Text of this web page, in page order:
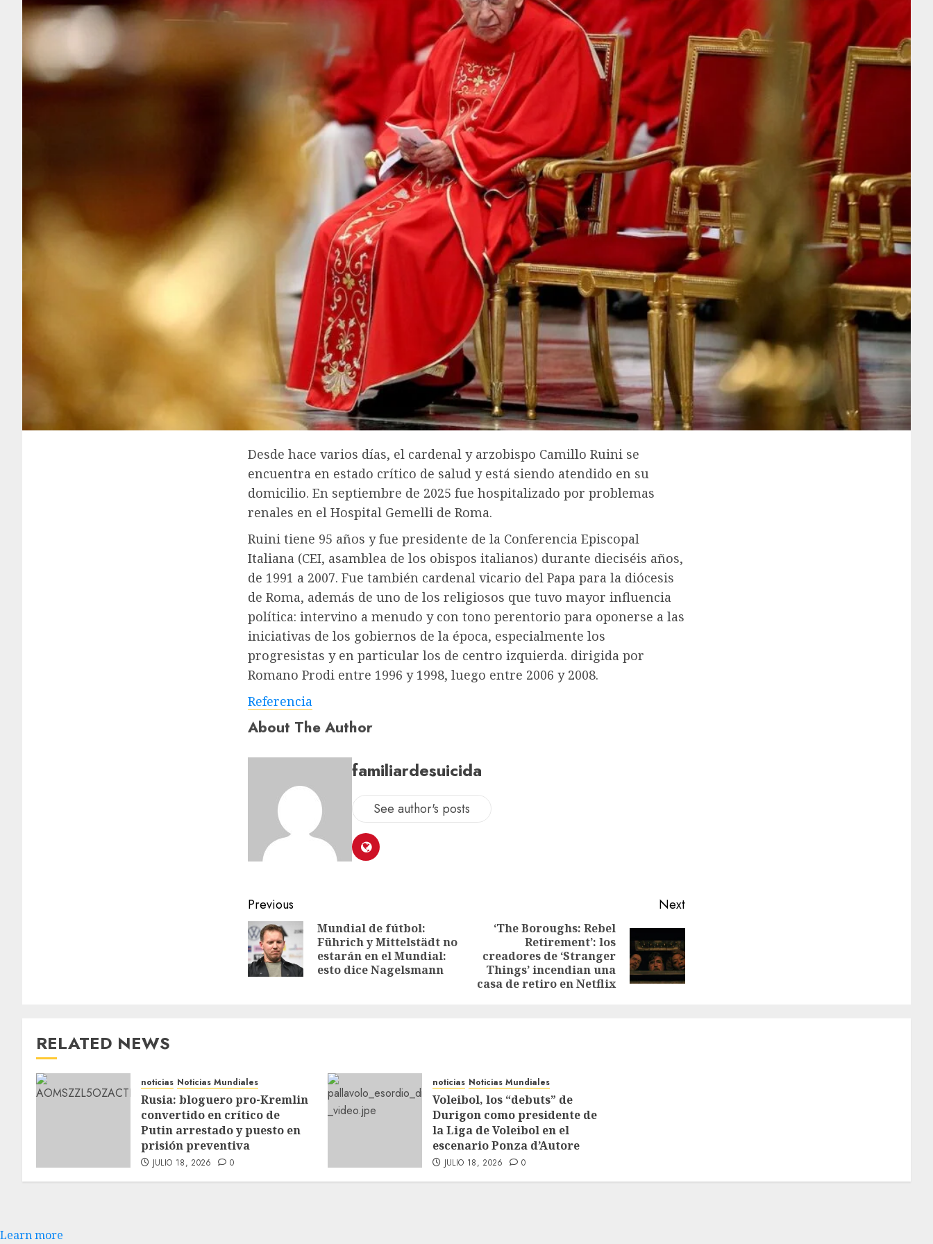
Desde hace varios días, el cardenal y arzobispo Camillo Ruini se
encuentra en estado crítico de salud y está siendo atendido en su
domicilio. En septiembre de 2025 fue hospitalizado por problemas
renales en el Hospital Gemelli de Roma.
Ruini tiene 95 años y fue presidente de la Conferencia Episcopal
Italiana (CEI, asamblea de los obispos italianos) durante dieciséis años,
de 1991 a 2007. Fue también cardenal vicario del Papa para la diócesis
de Roma, además de uno de los religiosos que tuvo mayor influencia
política: intervino a menudo y con tono perentorio para oponerse a las
iniciativas de los gobiernos de la época, especialmente los
progresistas y en particular los de centro izquierda. dirigida por
Romano Prodi entre 1996 y 1998, luego entre 2006 y 2008.
Referencia
About The Author
familiardesuicida
See author's posts
Previous
Mundial de fútbol:
Führich y Mittelstädt no
estarán en el Mundial:
esto dice Nagelsmann
Next
‘The Boroughs: Rebel
Retirement’: los
creadores de ‘Stranger
Things’ incendian una
casa de retiro en Netflix
RELATED NEWS
noticias Noticias Mundiales
Rusia: bloguero pro-Kremlin
convertido en crítico de
Putin arrestado y puesto en
prisión preventiva
JULIO 18, 2026 0
noticias Noticias Mundiales
Voleibol, los “debuts” de
Durigon como presidente de
la Liga de Voleibol en el
escenario Ponza d’Autore
JULIO 18, 2026 0
Learn more